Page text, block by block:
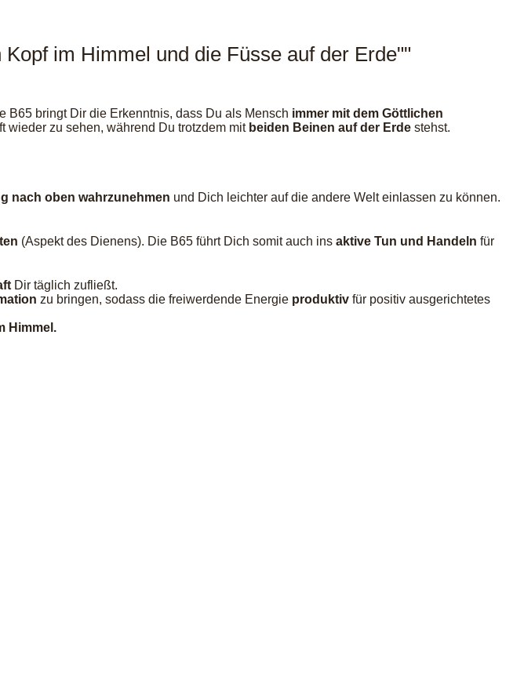
im Himmel und die Füsse auf der Erde""
B65 bringt Dir die Erkenntnis, dass Du als Mensch immer mit dem Göttlichen
wieder zu sehen, während Du trotzdem mit beiden Beinen auf der Erde stehst.
nach oben wahrzunehmen und Dich leichter auf die andere Welt einlassen zu können.
(Aspekt des Dienens). Die B65 führt Dich somit auch ins aktive Tun und Handeln für
Dir täglich zufließt.
zu bringen, sodass die freiwerdende Energie produktiv für positiv ausgerichtetes
Himmel.